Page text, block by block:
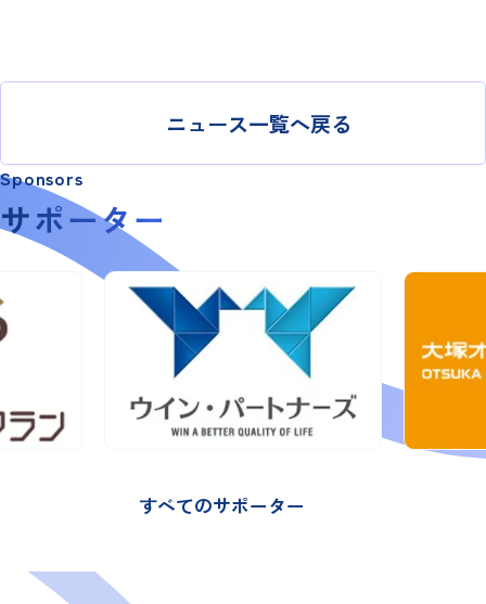
ニュース一覧へ戻る
Sponsors
サポーター
すべてのサポーター